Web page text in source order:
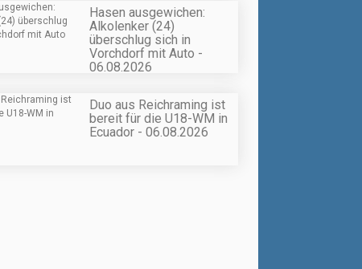
Hasen ausgewichen:
Alkolenker (24)
überschlug sich in
Vorchdorf mit Auto -
06.08.2026
Duo aus Reichraming ist
bereit für die U18-WM in
Ecuador - 06.08.2026